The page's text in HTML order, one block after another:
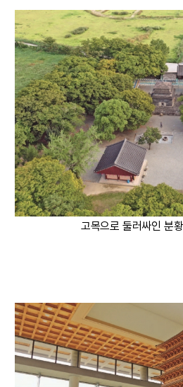
고목으로 둘러싸인 분